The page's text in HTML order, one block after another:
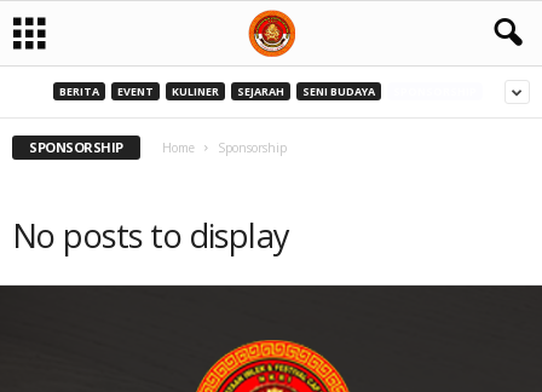
BERITA EVENT KULINER SEJARAH SENI BUDAYA
SPONSORSHIP Home Sponsorship
No posts to display